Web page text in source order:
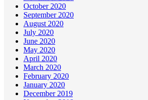
October 2020
September 2020
August 2020
July 2020
June 2020
May 2020
April 2020
March 2020
February 2020
January 2020
December 2019